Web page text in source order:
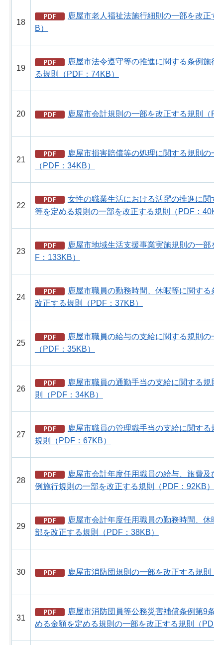
18
鹿屋市老人福祉法施行細則の一部を改正す
B）
19
鹿屋市法令遵守等の推進に関する条例施行
る規則（PDF：74KB）
20 鹿屋市会計規則の一部を改正する規則（
21
鹿屋市損害賠償等の処理に関する規則の一
（PDF：34KB）
22
女性の職業生活における活躍の推進に関す
等を定める規則の一部を改正する規則（PDF：
23
鹿屋市地域生活支援事業実施規則の一部を
F：133KB）
24
鹿屋市職員の勤務時間、休暇等に関する条
改正する規則（PDF：37KB）
25
鹿屋市職員の給与の支給に関する規則の一
（PDF：35KB）
26
鹿屋市職員の通勤手当の支給に関する規則
則（PDF：34KB）
27
鹿屋市職員の管理職手当の支給に関する規
規則（PDF：67KB）
28
鹿屋市会計年度任用職員の給与、旅費及び
例施行規則の一部を改正する規則（PDF：92KB）
29
鹿屋市会計年度任用職員の勤務時間、休暇
部を改正する規則（PDF：38KB）
30 鹿屋市消防団規則の一部を改正する規則（
31
鹿屋市消防団員等公務災害補償条例第9条
める金額を定める規則の一部を改正する規則（PDF